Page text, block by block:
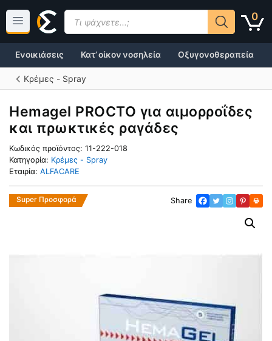
περιεχόμενο
0
Products
search
Κατ’ οίκον νοσηλεία Οξυγονοθεραπεία
Ενοικιάσεις
Κρέμες - Spray
Hemagel PROCTO για αιμορροΐδες
και πρωκτικές ραγάδες
Κωδικός προϊόντος: 11-222-018
Κατηγορία: Κρέμες - Spray
Εταιρία: ALFACARE
Share
Super Προσφορά